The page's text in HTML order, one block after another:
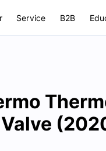
Service B2B